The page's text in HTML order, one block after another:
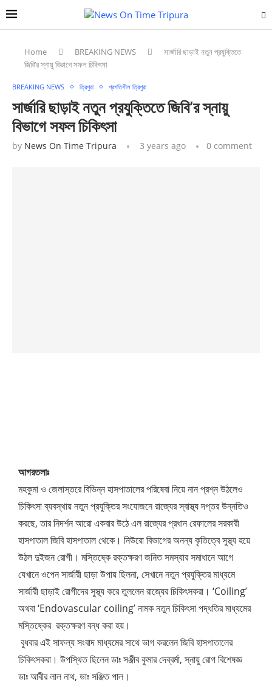
Home BREAKING NEWS
সার্জারি ছাড়াই নতুন প্রযুক্তিতে
জিবি’র স্নায়ু বিভাগে সফল চিকিৎসা
BREAKING NEWS ত্রিপুরা প্রগতিশীল ত্রিপুরা
সার্জারি ছাড়াই নতুন প্রযুক্তিতে জিবি’র স্নায়ু
বিভাগে সফল চিকিৎসা
by News On Time Tripura 3 years ago 0 comment
আগরতলাঃ
মহকুমা ও জেলাস্তরে বিভিন্ন হাসপাতালের পরিষেবা নিয়ে নান প্রশ্ন উঠলেও
চিকিৎসা ব্যবস্থায় নতুন প্রযুক্তির সংযোজনে রাজ্যের স্বাস্থ্য দপ্তর উন্নতিও
করছে, তার নিদর্শন আরো একবার উঠে এল রাজ্যের প্রধান রেফালের সরকারী
হাসপাতাল জিবি হাসপাতাল থেকে। নিউরো বিভাগের অনন্য কৃতিত্বে সুস্থ্য হয়ে
উঠল দুইজন রোগী। মস্তিষ্কে রক্তক্ষরণ জনিত সমস্যার সমাধানে আগে
যেখানে ওপেন সার্জারী ছাড়া উপায় ছিলনা, সেখানে নতুন প্রযুক্তির মাধ্যমে
সার্জারী ছাড়াই রোগীদের সুস্থ্য করে তুললেন রাজ্যের চিকিৎসকরা। ‘Coiling’
অথবা ‘Endovascular coiling’ নামক নতুন চিকিৎসা পদ্ধতির মাধ্যমের
মস্তিষ্কের রক্তক্ষরণ বন্ধ করা হয়।
বুধবার এই সাফল্য সংবাদ মাধ্যমের সাথে ভাগ করলেন জিবি হাসপাতালের
চিকিৎসকরা। উপস্থিত ছিলেন ডাঃ সঞ্জীব কুমার দেব্বর্মা, স্নায়ু রোগ বিশেষজ্ঞ
ডাঃ আবীর লাল নাথ, ডাঃ সঞ্জিত পাল।